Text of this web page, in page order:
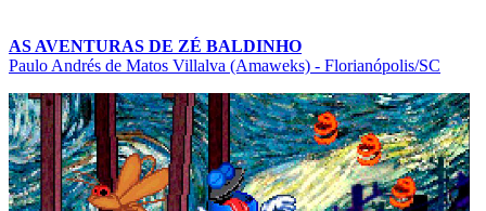
AS AVENTURAS DE ZÉ BALDINHO
Paulo Andrés de Matos Villalva (Amaweks) - Florianópolis/SC